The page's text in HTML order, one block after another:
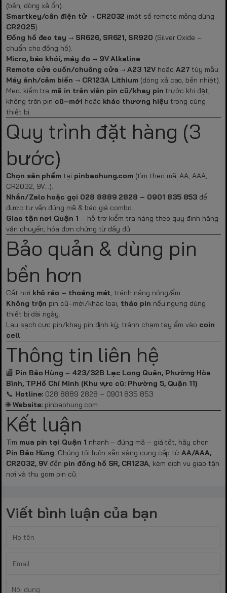
(bền, dòng xả ổn).
Smartkey/cân điện tử→ CR2032 (một số remote mỏng dùng
CR2025).
Đồng hồ đeo tay → SR626, SR621, SR920 (Silver Oxide –
chuẩn cho đồng hồ).
Micro, báo khói, máy đo → 9V Alkaline.
Remote cửa cuốn/chuông cửa →A23 12V hoặc A27 tùy mẫu.
Máy ảnh/cảm biến → CR123A Lithium (dòng xả cao, bền nhiệt).
Mẹo: kiểm tra mã in trên viên pin cũ/khay pin trước khi đặt;
không trộn pin cũ–mới hoặc khác thương hiệu trong cùng
thiết bị.
Quy trình đặt hàng (3
bước)
Chọn sản phẩm tại pinbaohung.com (tìm theo mã: AA, AAA,
CR2032, 9V…).
Nhắn/Zalo hoặc gọi 028 8889 2828 – 0901 835 853 để
được tư vấn đúng mã & báo giá combo.
Giao tận nơi Quận 1 – hỗ trợ kiểm tra hàng theo quy định hãng
vận chuyển; hóa đơn chứng từ đầy đủ.
Bảo quản & dùng pin
bền hơn
Cất nơi khô ráo – thoáng mát, tránh nắng nóng/ẩm.
Không trộn pin cũ–mới/khác loại; tháo pin nếu ngưng dùng
thiết bị dài ngày.
Lau sạch cực pin/khay pin định kỳ; tránh chạm tay ẩm vào coin
cell.
Thông tin liên hệ
🏬 Pin Bảo Hùng – 423/32B Lạc Long Quân, Phường Hòa
Bình, TP.Hồ Chí Minh (Khu vực cũ: Phường 5, Quận 11)
📞 Hotline: 028 8889 2828 – 0901 835 853
🌐Website: pinbaohung.com
Kết luận
Tìm mua pin tại Quận 1 nhanh – đúng mã – giá tốt, hãy chọn
Pin Bảo Hùng. Chúng tôi luôn sẵn sàng cung cấp từAA/AAA,
CR2032, 9V đến pin đồng hồ SR, CR123A, kèm dịch vụ giao tận
nơi và thu gom pin cũ.
Viết bình luận của bạn